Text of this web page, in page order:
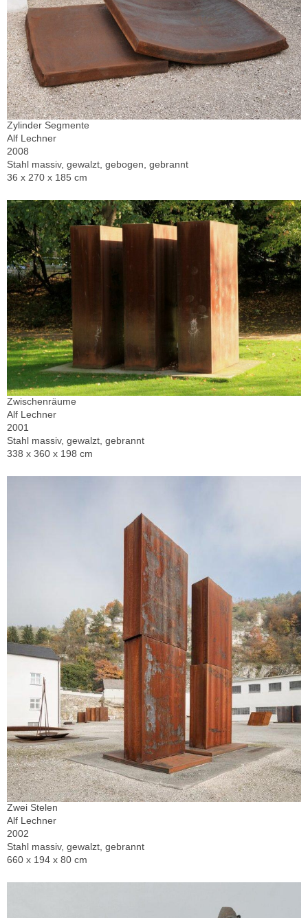
Zylinder Segmente
Alf Lechner
2008
Stahl massiv, gewalzt, gebogen, gebrannt
36 x 270 x 185 cm
Zwischenräume
Alf Lechner
2001
Stahl massiv, gewalzt, gebrannt
338 x 360 x 198 cm
Zwei Stelen
Alf Lechner
2002
Stahl massiv, gewalzt, gebrannt
660 x 194 x 80 cm